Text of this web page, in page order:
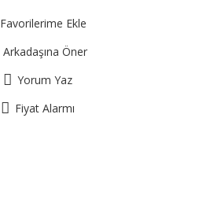
Favorilerime Ekle
Arkadaşına Öner
Yorum Yaz
Fiyat Alarmı